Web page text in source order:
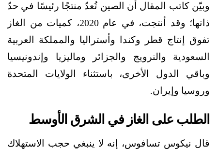
وبيّن كاتب المقال أن الصين تُعدّ منتجًا رئيسًا في حدّ
ذاتها؛ وقد أنتجت، في عام 2020، كميات من الغاز
تفوق إنتاج قطر وكندا وأستراليا والمملكة العربية
السعودية والنرويج والجزائر وماليزيا وإندونيسيا
وباقي الدول الأخرى، باستثناء الولايات المتحدة
وروسيا وإيران.
الطلب على الغاز في الشرق الأوسط
قال نيكوس تسافوس، إنه لا ينبغي حجب الاستهلاك